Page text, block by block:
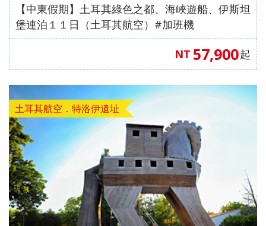
【中東假期】土耳其綠色之都、海峽遊船、伊斯坦
堡連泊１１日（土耳其航空）#加班機
NT 57,900起
土耳其航空．特洛伊遺址